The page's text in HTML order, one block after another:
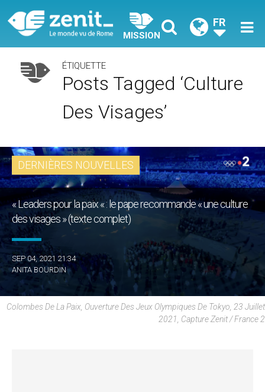
MISSION
FR
ÉTIQUETTE
Posts Tagged ‘culture
Des Visages’
DERNIÈRES NOUVELLES
« Leaders pour la paix « : le pape recommande « une culture
des visages » (texte complet)
SEP 04, 2021 21:34
ANITA BOURDIN
Colombes De La Paix, Ouverture Des Jeux Olympiques De Tokyo, 23 Juillet
2021, Capture Zenit / France 2